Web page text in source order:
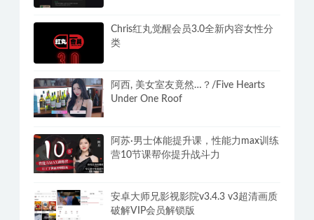
Chris红丸觉醒会员3.0全新内容女性分
类
阿西, 美女室友竟然…？/Five Hearts
Under One Roof
阿苏·男士体能提升课，性能力max训练
营10节课帮你提升战斗力
安卓大师兄影视影院v3.4.3 v3超清画质
破解VIP会员解锁版